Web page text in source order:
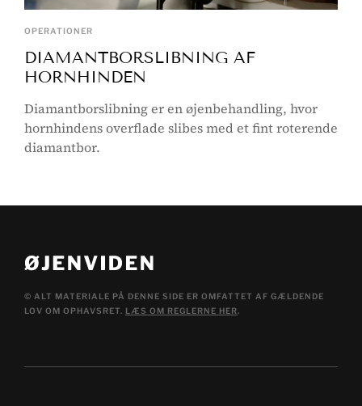
OPERATIONER
DIAMANTBORSLIBNING AF
HORNHINDEN
Diamantborslibning er en øjenbehandling, hvor
hornhindens overflade slibes med et fint roterende
diamantbor.
© ALT MATERIALE PÅ DENNE SIDE ER OMFATTET AF GÆLDENDE
LOV OM OPHAVSRET. LÆS OM REGLERNE HER.